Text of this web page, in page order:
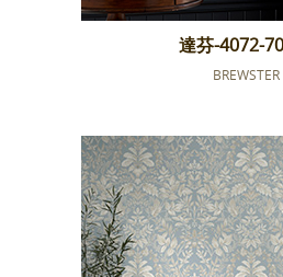
達芬-4072-
BREWSTER